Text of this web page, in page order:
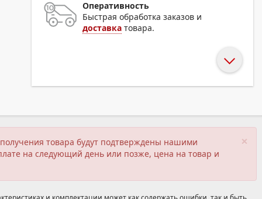
Оперативность
Быстрая обработка заказов и
доставка товара.
×
товара будут подтверждены нашими
на следующий день или позже, цена на товар и